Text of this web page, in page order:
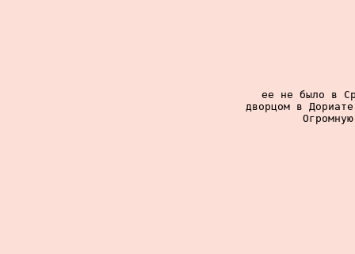
ее не было в
дворцом в